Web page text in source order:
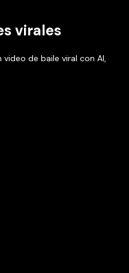
virales
de baile viral con AI,